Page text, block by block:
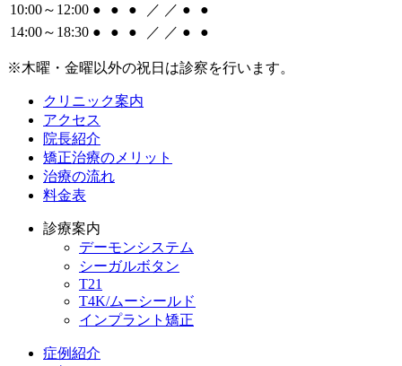
10:00～12:00 ● ● ● ／ ／ ●
●
14:00～18:30 ● ● ● ／ ／ ● ●
※木曜・金曜以外の祝日は診察を行います。
クリニック案内
アクセス
院長紹介
矯正治療のメリット
治療の流れ
料金表
診療案内
デーモンシステム
シーガルボタン
T21
T4K/ムーシールド
インプラント矯正
症例紹介